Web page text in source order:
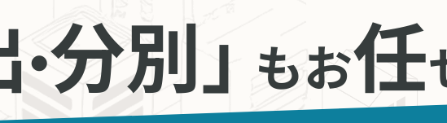
・分別」もお任